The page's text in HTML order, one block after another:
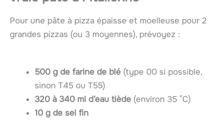
Pour une pâte à pizza épaisse et moelleuse pour 2
grandes pizzas (ou 3 moyennes), prévoyez :
500 g de farine de blé (type 00 si possible,
sinon T45 ou T55)
320 à 340 ml d’eau tiède (environ 35 °C)
10 g de sel fin